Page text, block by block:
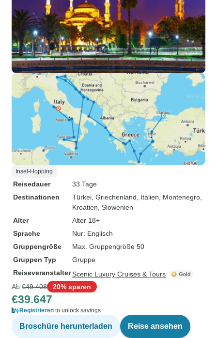
Insel-Hopping
Reisedauer
33 Tage
Destinationen
Türkei , Griechenland , Italien , Montenegro
Kroatien , Slowenien
Alter
Alter 18+
Sprache
Nur: Englisch
Gruppengröße
Max. Gruppengröße 50
Gruppen Typ
Gruppe
ReiseveranstalterScenic Luxury Cruises & Tours
Ab €49.408 20% sparen
€39.647
Registrieren to unlock savings
Broschüre herunterladen Reise ansehen